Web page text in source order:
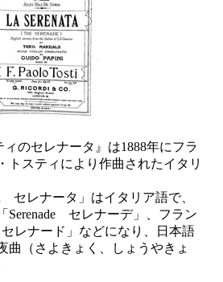
ィのセレナータ』は1888年にフラ
トスティにより作曲されたイタリ
セレナータ」はイタリア語で、
Serenade セレナーデ」、フラン
レナード」などになり、日本語
曲（さよきょく、しょうやきょ